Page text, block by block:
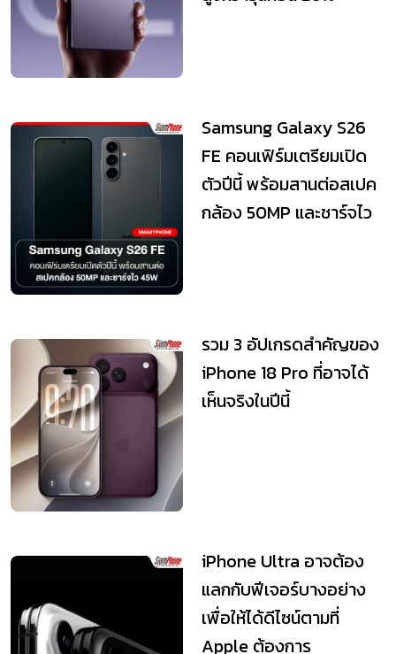
Samsung Galaxy S26
FE คอนเฟิร์มเตรียมเปิด
ตัวปีนี้ พร้อมสานต่อสเปค
กล้อง 50MP และชาร์จไว
รวม 3 อัปเกรดสำคัญของ
iPhone 18 Pro ที่อาจได้
เห็นจริงในปีนี้
iPhone Ultra อาจต้อง
แลกกับฟีเจอร์บางอย่าง
เพื่อให้ได้ดีไซน์ตามที่
Apple ต้องการ